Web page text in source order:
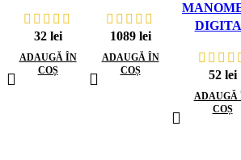
mm 16.590.082
32 lei
ADAUGĂ ÎN
COȘ
Troliu DWK-
T160 Dragon
1089 lei
ADAUGĂ ÎN
COȘ
52 lei
ADAUGĂ
COȘ